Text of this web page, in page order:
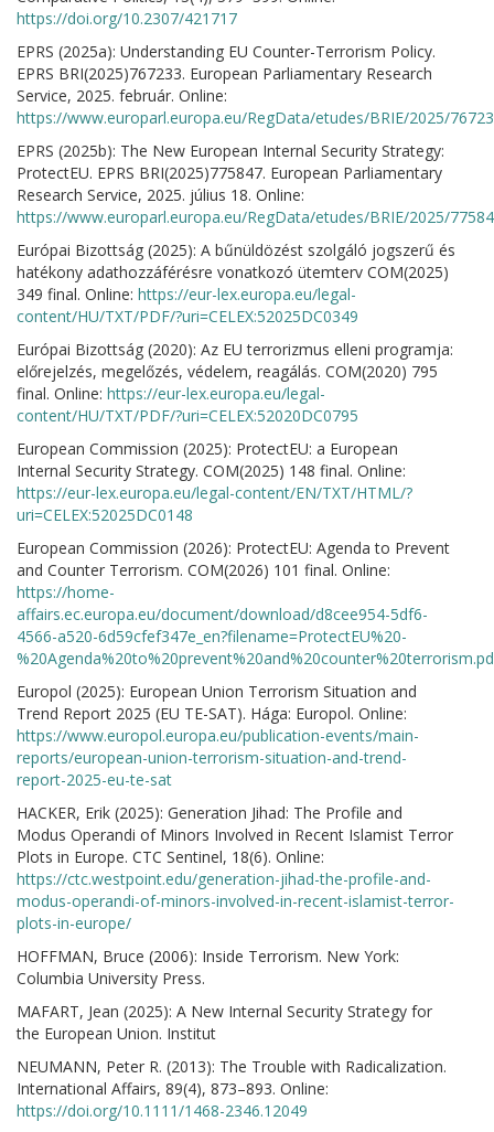
https://doi.org/10.2307/421717
EPRS (2025a): Understanding EU Counter-Terrorism Policy.
EPRS BRI(2025)767233. European Parliamentary Research
Service, 2025. február. Online:
https://www.europarl.europa.eu/RegData/etudes/BRIE/2025/
EPRS (2025b): The New European Internal Security Strategy:
ProtectEU. EPRS BRI(2025)775847. European Parliamentary
Research Service, 2025. július 18. Online:
https://www.europarl.europa.eu/RegData/etudes/BRIE/2025/
Európai Bizottság (2025): A bűnüldözést szolgáló jogszerű és
hatékony adathozzáférésre vonatkozó ütemterv COM(2025)
349 final. Online: https://eur-lex.europa.eu/legal-
content/HU/TXT/PDF/?uri=CELEX:52025DC0349
Európai Bizottság (2020): Az EU terrorizmus elleni programja:
előrejelzés, megelőzés, védelem, reagálás. COM(2020) 795
final. Online: https://eur-lex.europa.eu/legal-
content/HU/TXT/PDF/?uri=CELEX:52020DC0795
European Commission (2025): ProtectEU: a European
Internal Security Strategy. COM(2025) 148 final. Online:
https://eur-lex.europa.eu/legal-content/EN/TXT/HTML/?
uri=CELEX:52025DC0148
European Commission (2026): ProtectEU: Agenda to Prevent
and Counter Terrorism. COM(2026) 101 final. Online:
https://home-
affairs.ec.europa.eu/document/download/d8cee954-5df6-
4566-a520-6d59cfef347e_en?filename=ProtectEU%20-
Europol (2025): European Union Terrorism Situation and
Trend Report 2025 (EU TE-SAT). Hága: Europol. Online:
https://www.europol.europa.eu/publication-events/main-
reports/european-union-terrorism-situation-and-trend-
report-2025-eu-te-sat
HACKER, Erik (2025): Generation Jihad: The Profile and
Modus Operandi of Minors Involved in Recent Islamist Terror
Plots in Europe. CTC Sentinel, 18(6). Online:
https://ctc.westpoint.edu/generation-jihad-the-profile-and-
modus-operandi-of-minors-involved-in-recent-islamist-terror-
plots-in-europe/
HOFFMAN, Bruce (2006): Inside Terrorism. New York:
Columbia University Press.
MAFART, Jean (2025): A New Internal Security Strategy for
the European Union. Institut
NEUMANN, Peter R. (2013): The Trouble with Radicalization.
International Affairs, 89(4), 873–893. Online:
https://doi.org/10.1111/1468-2346.12049